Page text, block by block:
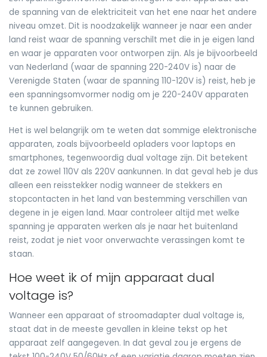
de spanning van de elektriciteit van het ene naar het andere
niveau omzet. Dit is noodzakelijk wanneer je naar een ander
land reist waar de spanning verschilt met die in je eigen land
en waar je apparaten voor ontworpen zijn. Als je bijvoorbeeld
van Nederland (waar de spanning 220-240V is) naar de
Verenigde Staten (waar de spanning 110-120V is) reist, heb je
een spanningsomvormer nodig om je 220-240V apparaten
te kunnen gebruiken.
Het is wel belangrijk om te weten dat sommige elektronische
apparaten, zoals bijvoorbeeld opladers voor laptops en
smartphones, tegenwoordig dual voltage zijn. Dit betekent
dat ze zowel 110V als 220V aankunnen. In dat geval heb je dus
alleen een reisstekker nodig wanneer de stekkers en
stopcontacten in het land van bestemming verschillen van
degene in je eigen land. Maar controleer altijd met welke
spanning je apparaten werken als je naar het buitenland
reist, zodat je niet voor onverwachte verassingen komt te
staan.
Hoe weet ik of mijn apparaat dual
voltage is?
Wanneer een apparaat of stroomadapter dual voltage is,
staat dat in de meeste gevallen in kleine tekst op het
apparaat zelf aangegeven. In dat geval zou je ergens de